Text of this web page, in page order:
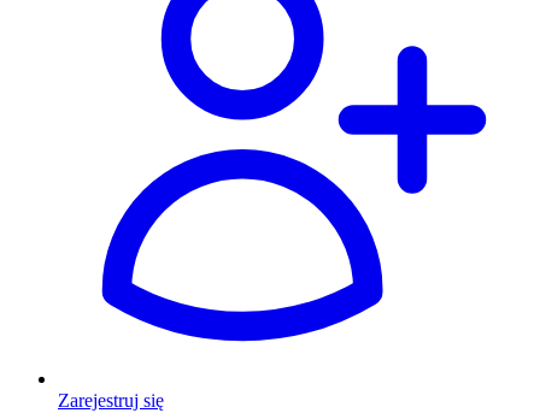
Zarejestruj się